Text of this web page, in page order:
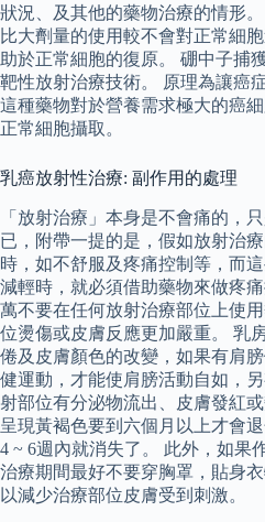
狀況、及其他的藥物治療的情形
比大劑量的使用較不會對正常細
助於正常細胞的復原。 硼中子捕
靶性放射治療技術。 原理為讓癌
這種藥物對於營養需求極大的癌
正常細胞攝取。
乳癌放射性治療: 副作用的處理
「放射治療」本身是不會痛的，
已，附帶一提的是，假如放射治
時，如不舒服及疼痛控制等，而
減輕時，就必須借助藥物來做疼
萬不要在任何放射治療部位上使
位燙傷或皮膚反應更加嚴重。 乳
倦及皮膚顏色的改變，如果有肩
健運動，才能使肩膀活動自如，
射部位有分泌物流出、皮膚發紅
呈現黃褐色要到六個月以上才會
4 ~ 6週內就消失了。 此外，如果
治療期間最好不要穿胸罩，貼身
以減少治療部位皮膚受到刺激。